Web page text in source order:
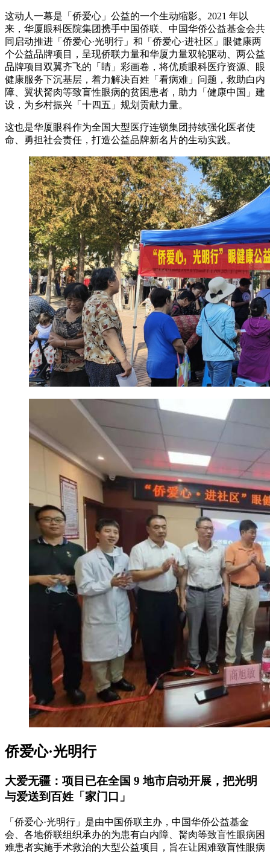
这动人一幕是「侨爱心」公益的一个生动缩影。2021 年以
来，华厦眼科医院集团携手中国侨联、中国华侨公益基金会共
同启动推进「侨爱心·光明行」和「侨爱心·进社区」眼健康两
个公益品牌项目，呈现侨联力量和华厦力量双轮驱动、两公益
品牌项目双翼齐飞的「睛」彩画卷，将优质眼科医疗资源、眼
健康服务下沉基层，着力解决百姓「看病难」问题，救助白内
障、翼状胬肉等致盲性眼病的贫困患者，助力「健康中国」建
设，为乡村振兴「十四五」规划贡献力量。
这也是华厦眼科作为全国大型医疗连锁集团持续强化医者使
命、勇担社会责任，打造公益品牌新名片的生动实践。
侨爱心·光明行
大爱无疆：项目已在全国 9 地市启动开展，把光明
与爱送到百姓「家门口」
「侨爱心·光明行」是由中国侨联主办，中国华侨公益基金
会、各地侨联组织承办的为患有白内障、胬肉等致盲性眼病困
难患者实施手术救治的大型公益项目，旨在让困难致盲性眼病